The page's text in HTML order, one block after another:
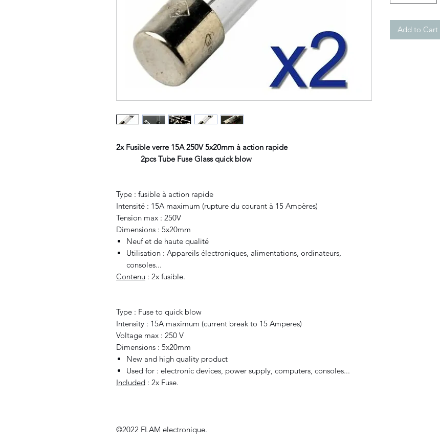
2x Fusible verre 15A 250V 5x20mm à action rapide
2pcs Tube Fuse Glass quick blow
Type : fusible à action rapide
Intensité : 15A maximum (rupture du courant à 15 Ampères)
Tension max : 250V
Dimensions : 5x20mm
Neuf et de haute qualité
Utilisation : Appareils électroniques, alimentations, ordinateurs,
consoles...
Contenu : 2x fusible.
Type : Fuse to quick blow
Intensity : 15A maximum (current break to 15 Amperes)
Voltage max : 250 V
Dimensions : 5x20mm
New and high quality product
Used for : electronic devices, power supply, computers, consoles...
Included : 2x Fuse.
©2022 FLAM electronique.
Add to Cart